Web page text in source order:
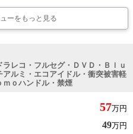
ーをもっと見る
レコ・フルセグ・ＤＶＤ・Ｂｌｕ
ルミ・エコアイドル・衝突被害軽
ｍｏハンドル・禁煙
57万円
49万円